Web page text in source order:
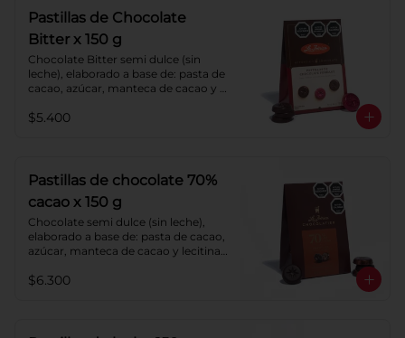
Pastillas de Chocolate
Bitter x 150 g
Chocolate Bitter semi dulce (sin
leche), elaborado a base de: pasta de
cacao, azúcar, manteca de cacao y
cacao: 52%.
$5.400
Pastillas de chocolate 70%
cacao x 150 g
Chocolate semi dulce (sin leche),
elaborado a base de: pasta de cacao,
azúcar, manteca de cacao y lecitina
$6.300